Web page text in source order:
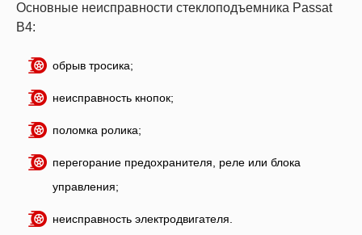
Основные неисправности стеклоподъемника Passat
B4:
обрыв тросика;
неисправность кнопок;
поломка ролика;
перегорание предохранителя, реле или блока
управления;
неисправность электродвигателя.